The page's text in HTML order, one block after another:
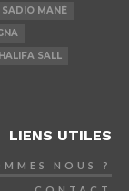
SADIO MANÉ
SALL
LIENS UTILES
NOUS ?